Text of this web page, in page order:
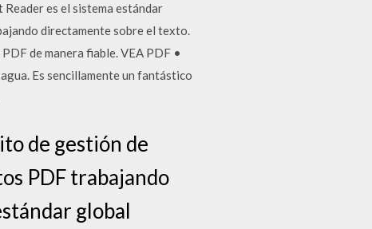
es el sistema estándar
directamente sobre el texto.
de manera fiable. VEA PDF •
Es sencillamente un fantástico
de gestión de
PDF trabajando
global